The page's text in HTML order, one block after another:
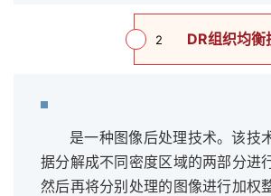
2 DR组织均衡
是一种图像后处理技术。该技
据分解成不同密度区域的两部分进
然后再将分别处理的图像进行加权